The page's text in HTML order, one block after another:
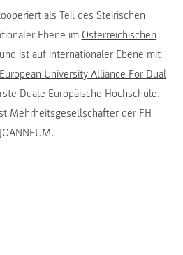
als Teil des Steirischen
Ebene im Österreichischen
ist auf internationaler Ebene mit
University Alliance For Dual
Duale Europäische Hochschule.
Mehrheitsgesellschafter der FH
JOANNEUM.